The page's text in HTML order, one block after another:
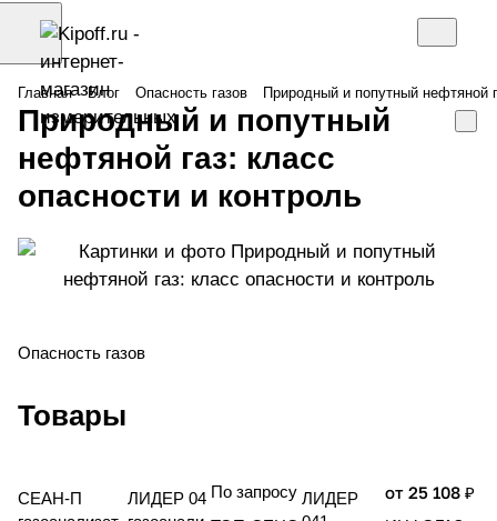
Главная Блог Опасность газов Природный и попутный нефтяной
Природный и попутный
нефтяной газ: класс
опасности и контроль
Опасность газов
Товары
СЕАН-П
ЛИДЕР 04 По запросу ЛИДЕР
от 25 108 ₽